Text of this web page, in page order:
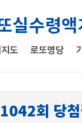
실수령
도 로또명당
1042회 당